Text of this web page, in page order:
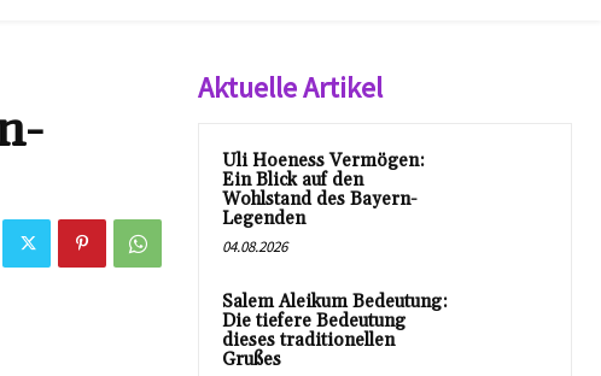
Aktuelle Artikel
Uli Hoeness Vermögen:
Ein Blick auf den
Wohlstand des Bayern-
Legenden
04.08.2026
Salem Aleikum Bedeutung:
Die tiefere Bedeutung
dieses traditionellen
Grußes